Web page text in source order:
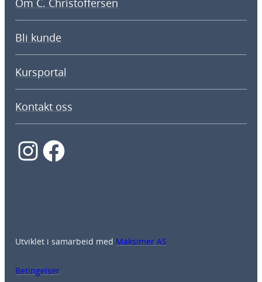
Bli kunde
Kursportal
Kontakt oss
InstagramFacebook
Utviklet i samarbeid med Maksimer AS
Betingelser